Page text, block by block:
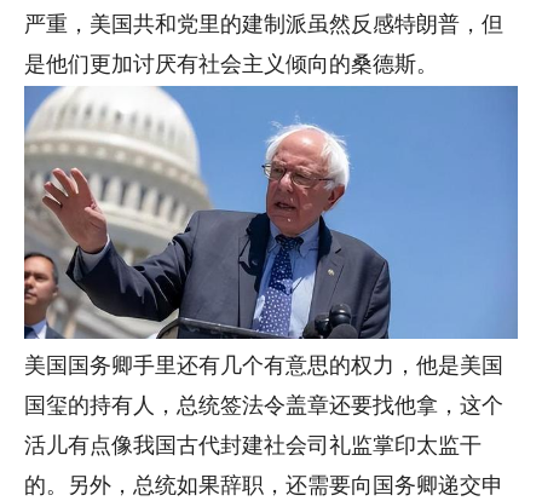
严重，美国共和党里的建制派虽然反感特朗普，但
是他们更加讨厌有社会主义倾向的桑德斯。
美国国务卿手里还有几个有意思的权力，他是美国
国玺的持有人，总统签法令盖章还要找他拿，这个
活儿有点像我国古代封建社会司礼监掌印太监干
的。另外，总统如果辞职，还需要向国务卿递交申